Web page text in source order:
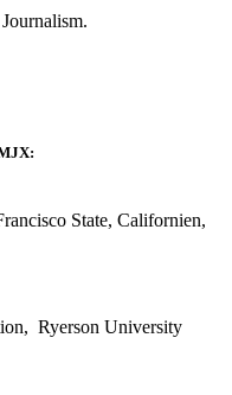
State, Californien,
Ryerson University